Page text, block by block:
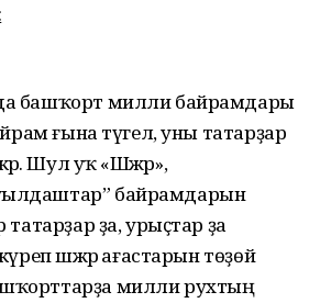
башҡорт милли байрамдары
ғына түгел, уны татарҙар
Шул уҡ «Шәжәрә»,
байрамдарын
татарҙар ҙа, урыҫтар ҙа
шәжәрә ағастарын төҙөй
милли рухтың